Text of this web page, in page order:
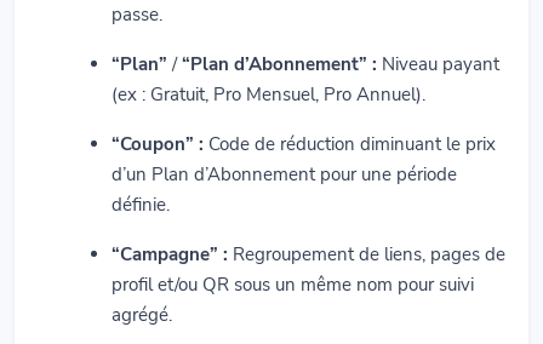
passe.
“Plan” /“Plan d’Abonnement” : Niveau payant
(ex : Gratuit, Pro Mensuel, Pro Annuel).
“Coupon” : Code de réduction diminuant le prix
d’un Plan d’Abonnement pour une période
définie.
“Campagne” : Regroupement de liens, pages de
profil et/ou QR sous un même nom pour suivi
agrégé.